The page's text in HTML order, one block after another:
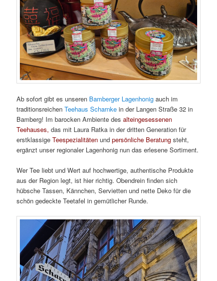
Ab sofort gibt es unseren Bamberger Lagenhonig auch im
traditionsreichenTeehaus Scharnke in der Langen Straße 32 in
Bamberg! Im barocken Ambiente desalteingesessenen
Teehauses, das mit Laura Ratka in der dritten Generation für
erstklassigeTeespezialitäten undpersönliche Beratung steht,
ergänzt unser regionaler Lagenhonig nun das erlesene Sortiment.
Wer Tee liebt und Wert auf hochwertige, authentische Produkte
aus der Region legt, ist hier richtig. Obendrein finden sich
hübsche Tassen, Kännchen, Servietten und nette Deko für die
schön gedeckte Teetafel in gemütlicher Runde.